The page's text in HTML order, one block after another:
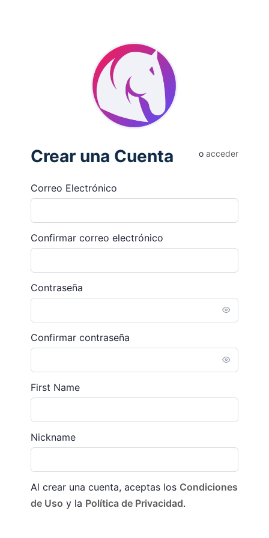
Crear una Cuenta oacceder
Correo Electrónico
Confirmar correo electrónico
Contraseña
Confirmar contraseña
First Name
Nickname
Al crear una cuenta, aceptas los Condiciones
de Uso y la Política de Privacidad.